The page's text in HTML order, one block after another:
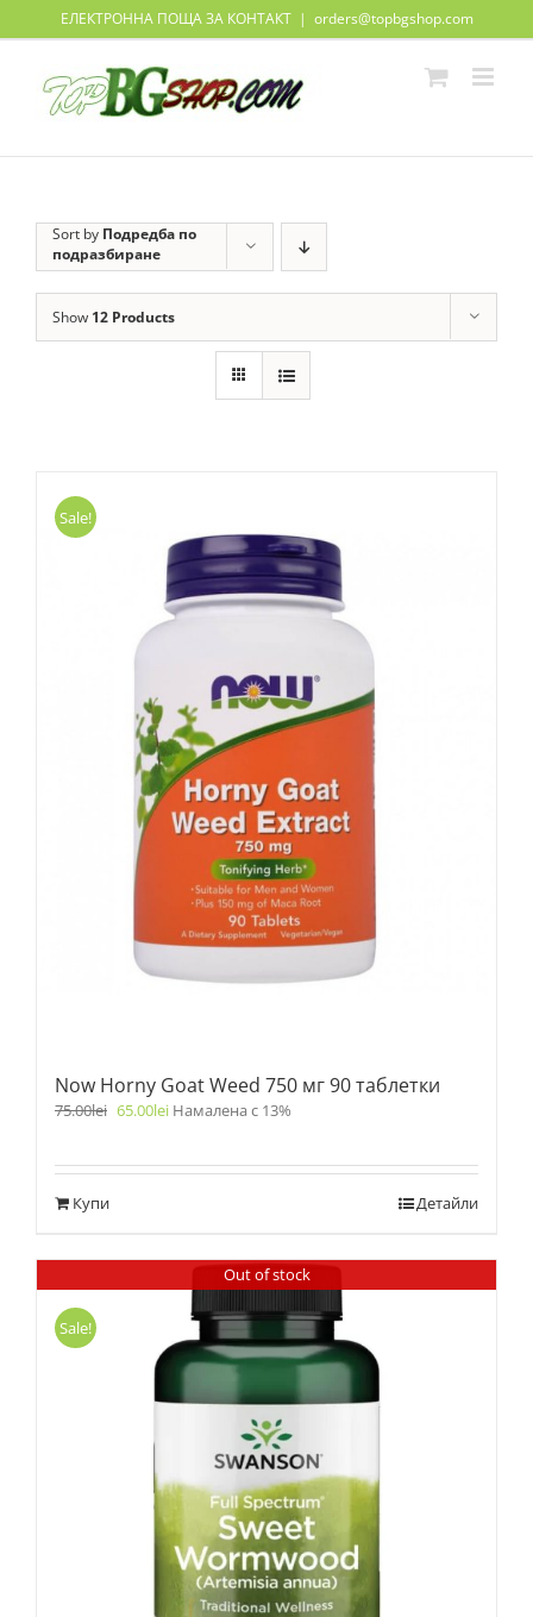
ЕЛЕКТРОННА ПОЩА ЗА КОНТАКТ | orders@topbgshop.com
Sort by Подредба по
подразбиране
Show 12 Products
Sale!
Now Horny Goat Weed 750 мг 90 таблетки
75.00lei 65.00lei Намалена с 13%
Купи Детайли
Out of stock
Sale!